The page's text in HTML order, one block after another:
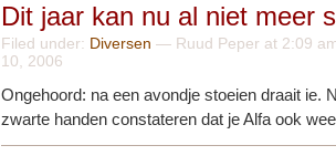
Dit jaar kan nu al niet meer
Filed under: Diversen — Ruud Peper at 2:09
10, 2006
Ongehoord: na een avondje stoeien draait ie.
zwarte handen constateren dat je Alfa ook